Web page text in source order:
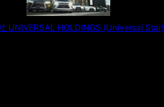
UNIVERSAL HOLDINGS (Universal Star)